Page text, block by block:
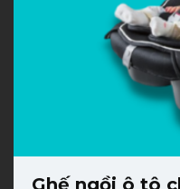
Ghế ngồi ô tô